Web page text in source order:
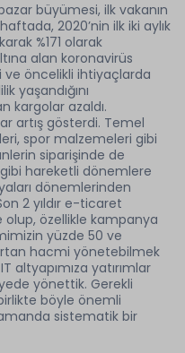
büyümesi, ilk vakanın
2020’nin ilk iki aylık
%171 olarak
alan koronavirüs
ve öncelikli ihtiyaçlarda
yaşandığını
kargolar azaldı.
artış gösterdi. Temel
spor malzemeleri gibi
siparişinde de
hareketli dönemlere
dönemlerinden
2 yıldır e-ticaret
özellikle kampanya
yüzde 50 ve
hacmi yönetebilmek
yatırımlar
yönettik. Gerekli
böyle önemli
sistematik bir